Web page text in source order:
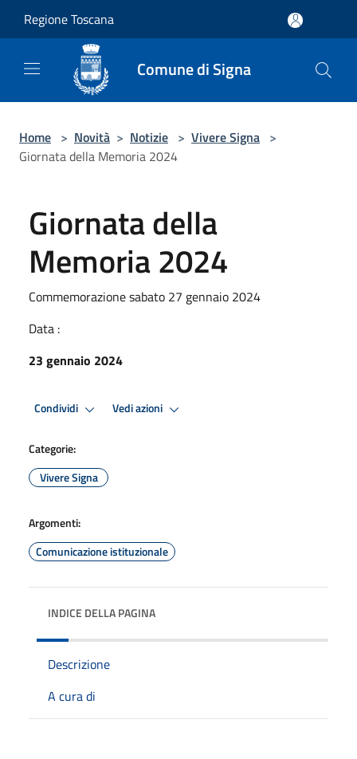
Regione Toscana
Comune di Signa
Home > Novità > Notizie > Vivere Signa >
Giornata della Memoria 2024
Giornata della
Memoria 2024
Commemorazione sabato 27 gennaio 2024
Data :
23 gennaio 2024
Condividi Vedi azioni
Categorie:
Vivere Signa
Argomenti:
Comunicazione istituzionale
INDICE DELLA PAGINA
Descrizione
A cura di